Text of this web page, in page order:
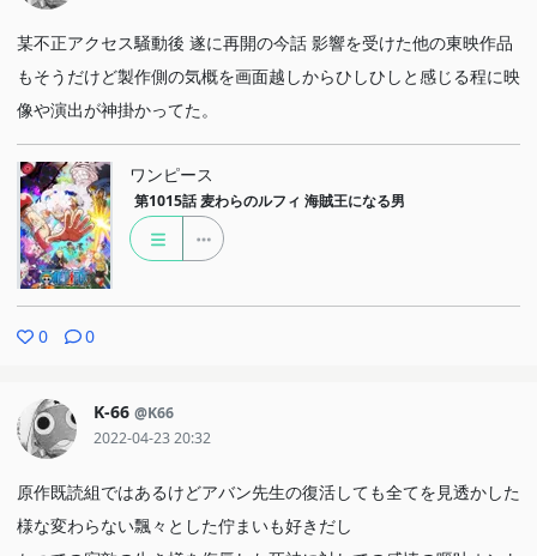
某不正アクセス騒動後 遂に再開の今話 影響を受けた他の東映作品
もそうだけど製作側の気概を画面越しからひしひしと感じる程に映
像や演出が神掛かってた。
ワンピース
第1015話 麦わらのルフィ 海賊王になる男
0 0
K-66 @K66
2022-04-23 20:32
原作既読組ではあるけどアバン先生の復活しても全てを見透かした
様な変わらない飄々とした佇まいも好きだし